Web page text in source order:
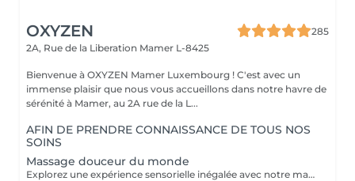
OXYZEN
285
2A, Rue de la Liberation Mamer L-8425
Bienvenue à OXYZEN Mamer Luxembourg ! C'est avec un
immense plaisir que nous vous accueillons dans notre havre de
sérénité à Mamer, au 2A rue de la L...
AFIN DE PRENDRE CONNAISSANCE DE TOUS NOS
SOINS
Massage douceur du monde
Explorez une expérience sensorielle inégalée avec notre massage Douceur du Monde. Ce massage de luxe combine harmonieusement 106 manuvres expertes pour vous offrir un voyage de détente ultime. Les manuvres comprennent des effleurages anti-stress, des techniques ayurvédiques ancestrales de l'Inde, des mouvements de relaxation coréenne qui apportent des vibrations douces, des étirements inspirés du massage thaïlandais, des points de digitopression pour stimuler les méridiens chinois, ainsi qu'une réflexologie bienfaisante. De plus, pour votre visage, 26 manuvres d'une sophistication exquise sont réalisées.( pour le massage 2h corps & visage ) Chacun de ces gestes a été soigneusement sélectionné et exécuté pour vous permettre de vivre un moment de détente profonde, vous évader du rythme effréné de la vie quotidienne et vous immerger complètement dans la tranquillité. N'hésitez pas à découvrir nos cartes FORFAITS qui vous permettent de prolonger ces instants de bien-être à des tarifs préférentiels. Pour plus d'informations, visitez notre page Forfaits. Ce massage est aussi une idée cadeau idéale pour surprendre et faire plaisir. Pour en savoir plus, cliquez ici : https://www.oxyzen.lu Veuillez noter que ce massage est déconseillé aux femmes enceintes. Avertissement : Nos soins sont dédiés au bien-être et à la relaxation. Ils ne remplacent pas un suivi médical et ne relèvent pas de la kinésithérapie.